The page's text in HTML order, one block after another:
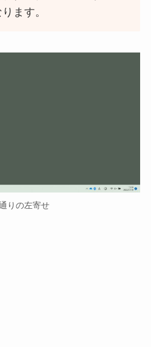
ます。
りの左寄せ